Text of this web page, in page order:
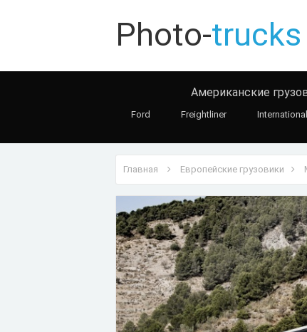
Photo-trucks
Американские
Ford Freightliner International
Главная Европейские грузовики